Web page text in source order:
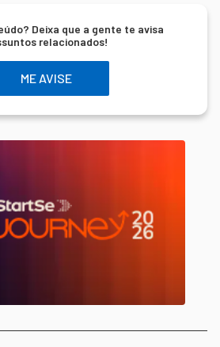
Deixa que a gente te avisa
relacionados!
ME AVISE